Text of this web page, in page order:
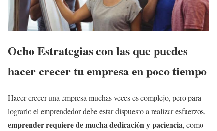
Ocho Estrategias con las que puedes
hacer crecer tu empresa en poco tiempo
Hacer crecer una empresa muchas veces es complejo, pero para
lograrlo el emprendedor debe estar dispuesto a realizar esfuerzos,
emprender requiere de mucha dedicación y paciencia, como